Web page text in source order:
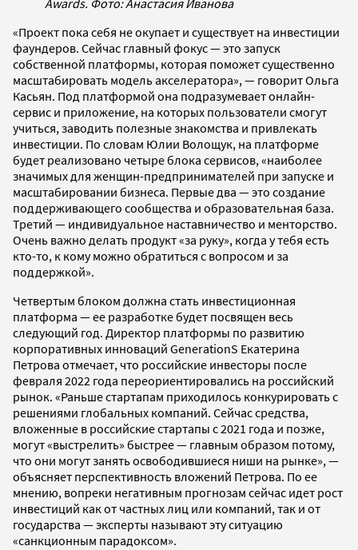
Awards. Фото: Анастасия Иванова
«Проект пока себя не окупает и существует на инвестиции
фаундеров. Сейчас главный фокус — это запуск
собственной платформы, которая поможет существенно
масштабировать модель акселератора», — говорит Ольга
Касьян. Под платформой она подразумевает онлайн-
сервис и приложение, на которых пользователи смогут
учиться, заводить полезные знакомства и привлекать
инвестиции. По словам Юлии Волощук, на платформе
будет реализовано четыре блока сервисов, «наиболее
значимых для женщин-предпринимателей при запуске и
масштабировании бизнеса. Первые два — это создание
поддерживающего сообщества и образовательная база.
Третий — индивидуальное наставничество и менторство.
Очень важно делать продукт «за руку», когда у тебя есть
кто-то, к кому можно обратиться с вопросом и за
поддержкой».
Четвертым блоком должна стать инвестиционная
платформа — ее разработке будет посвящен весь
следующий год. Директор платформы по развитию
корпоративных инноваций GenerationS Екатерина
Петрова отмечает, что российские инвесторы после
февраля 2022 года переориентировались на российский
рынок. «Раньше стартапам приходилось конкурировать с
решениями глобальных компаний. Сейчас средства,
вложенные в российские стартапы с 2021 года и позже,
могут «выстрелить» быстрее — главным образом потому,
что они могут занять освободившиеся ниши на рынке», —
объясняет перспективность вложений Петрова. По ее
мнению, вопреки негативным прогнозам сейчас идет рост
инвестиций как от частных лиц или компаний, так и от
государства — эксперты называют эту ситуацию
«санкционным парадоксом».